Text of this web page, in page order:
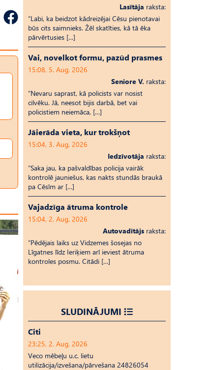
Lasītāja raksta:
“Labi, ka beidzot kādreizējai Cēsu pienotavai
būs cits saimnieks. Žēl skatīties, kā tā ēka
pārvērtusies […]
Vai, novelkot formu, pazūd prasmes
15:08, 5. Aug, 2026
Seniore V. raksta:
“Nevaru saprast, kā policists var nosist
cilvēku. Jā, neesot bijis darbā, bet vai
policistiem neiemāca, […]
Jāierāda vieta, kur trokšņot
15:04, 3. Aug, 2026
Iedzīvotāja raksta:
“Saka jau, ka pašvaldības policija vairāk
kontrolē jauniešus, kas nakts stundās braukā
pa Cēsīm ar […]
Vajadzīga ātruma kontrole
15:04, 2. Aug, 2026
Autovadītājs raksta:
“Pēdējais laiks uz Vid­ze­mes šosejas no
Līgatnes līdz Ieriķiem arī ieviest ātruma
kontroles posmu. Citādi […]
SLUDINĀJUMI
Citi
23:25, 2. Aug, 2026
Veco mēbeļu u.c. lietu
utilizācija/izvešana/pārvešana 24826054